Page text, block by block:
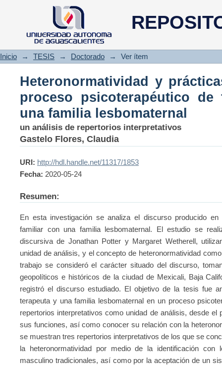
Heteronormatividad y
psicoterapéutico de terapia
Inicio → TESIS → Doctorado → Ver ítem
Heteronormatividad y
proceso psicoterapéutico
una familia lesbomaternal
un análisis de repertorios interpretativos
Gastelo Flores, Claudia
URI: http://hdl.handle.net/11317/1853
Fecha: 2020-05-24
Resumen:
En esta investigación se analiza el discurso producido
familiar con una familia lesbomaternal. El estudio se
discursiva de Jonathan Potter y Margaret Wetherell,
unidad de análisis, y el concepto de heteronormatividad
trabajo se consideró el carácter situado del discurso,
geopolíticos e históricos de la ciudad de Mexicali, Baja
registró el discurso estudiado. El objetivo de la tesis fue
terapeuta y una familia lesbomaternal en un proceso
repertorios interpretativos como unidad de análisis, desde
sus funciones, así como conocer su relación con la
se muestran tres repertorios interpretativos de los que se
la heteronormatividad por medio de la identificación con
masculino tradicionales, así como por la aceptación de un